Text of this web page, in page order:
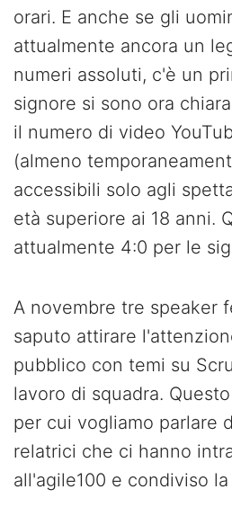
orari. E anche se gli
attualmente ancora un
numeri assoluti, c'è un
signore si sono ora
il numero di video
(almeno
accessibili solo agli
età superiore ai 18 anni.
attualmente 4:0 per le
A novembre tre speaker
saputo attirare
pubblico con temi su
lavoro di squadra.
per cui vogliamo parlare
relatrici che ci hanno
all'agile100 e condiviso